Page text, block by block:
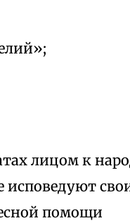
лицом к
исповедуют
помощи